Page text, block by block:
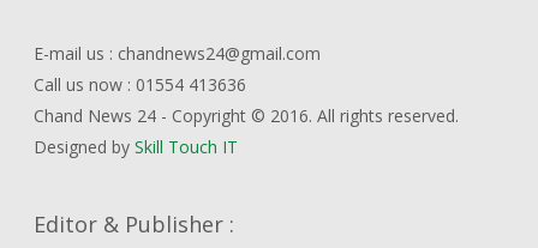
E-mail us : chandnews24@gmail.com
Call us now : 01554 413636
Chand News 24 - Copyright © 2016. All rights reserved.
Designed bySkill Touch IT
Editor & Publisher :